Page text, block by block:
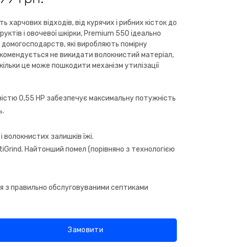
харчових відходів, від курячих і рибних кісток до
і овочевої шкірки, Premium 550 ідеально
які виробляють помірну
не викидати волокнистий матеріал,
це може пошкодити механізм утилізації
0,55 HP забезпечує максимальну потужність
залишків їжі.
Найтонший помел (порівняно з технологією
з правильно обслуговуваними септиками
Замовити